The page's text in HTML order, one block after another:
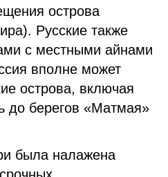
острова
Русские также
с местными айнами
вполне может
острова, включая
до берегов «Матмая»
была налажена